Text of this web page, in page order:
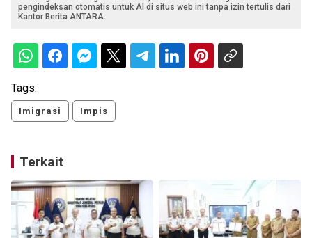
pengindeksan otomatis untuk AI di situs web ini tanpa izin tertulis dari
Kantor Berita ANTARA.
Tags:
Imigrasi Impis
Terkait